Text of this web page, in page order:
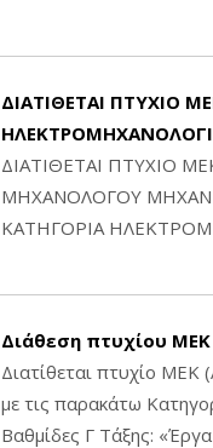
ΔΙΑΤΙΘΕΤΑΙ ΠΤΥΧΙΟ
ΔΙΑΤΙΘΕΤΑΙ ΠΤΥΧΙΟ
ΜΗΧΑΝΟΛΟΓΟΥ
ΚΑΤΗΓΟΡΙΑ
Διάθεση πτυχίου ΜΕΚ
Διατίθεται πτυχίο
με τις παρακάτω
Βαθμίδες Γ Τάξης: